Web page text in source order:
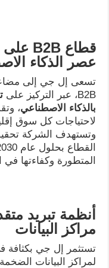
قطاعB2B
على
عصر الذكاء
تسعى إل جي إلى
B2B، عبر التركيز على
بالذكاء الاصطناعي
لاحتياجات كل سوق
وتستهدف الشركة
المتطورة وكفاءتها في
أنظمة تبريد
مراكز البيانات
تستثمر إل جي بكثافة
لمراكز البيانات